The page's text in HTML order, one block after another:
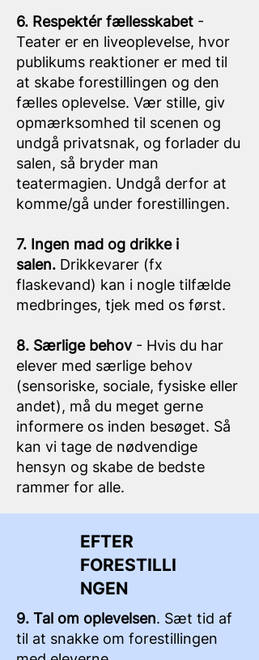
6. Respektér fællesskabet -
Teater er en liveoplevelse, hvor
publikums reaktioner er med til
at skabe forestillingen og den
fælles oplevelse. Vær stille, giv
opmærksomhed til scenen og
undgå privatsnak, og forlader du
salen, så bryder man
teatermagien. Undgå derfor at
komme/gå under forestillingen.
7. Ingen mad og drikke i
salen. Drikkevarer (fx
flaskevand) kan i nogle tilfælde
medbringes, tjek med os først.
8. Særlige behov- Hvis du har
elever med særlige behov
(sensoriske, sociale, fysiske eller
andet), må du meget gerne
informere os inden besøget. Så
kan vi tage de nødvendige
hensyn og skabe de bedste
rammer for alle.
EFTER
FORESTILLI
NGEN
9. Tal om oplevelsen. Sæt tid af
til at snakke om forestillingen